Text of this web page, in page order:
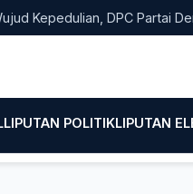
DPC Partai
LIPUTAN POLITIKLIPUTAN